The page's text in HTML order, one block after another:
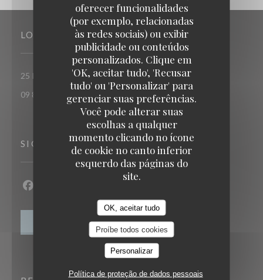
oferecer funcionalidades
(por exemplo, relacionadas
às redes sociais) ou exibir
publicidade ou conteúdos
personalizados. Clique em
'OK, aceitar tudo', 'Recusar
tudo' ou 'Personalizar' para
gerenciar suas preferências.
Você pode alterar suas
escolhas a qualquer
momento clicando no ícone
de cookie no canto inferior
esquerdo das páginas do
site.
OK, aceitar tudo
Proíbe todos cookies
Personalizar
Política de proteção de dados pessoais
LOCAL
25 RUE DU ROI DE SICILE 75004 PARIS((abre numa nova janela))
09 86 55 65 65
SIGA-NOS
NEWSLETTER
TAVLINE